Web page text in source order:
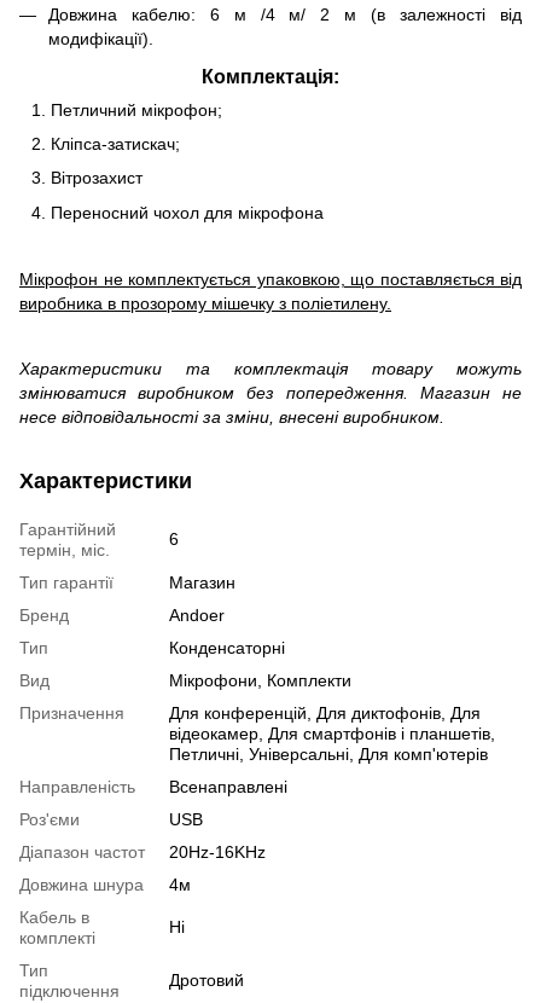
Довжина кабелю: 6 м /4 м/ 2 м (в залежності від
модифікації).
Комплектація:
Петличний мікрофон;
Кліпса-затискач;
Вітрозахист
Переносний чохол для мікрофона
Мікрофон не комплектується упаковкою, що поставляється від
виробника в прозорому мішечку з поліетилену.
Характеристики та комплектація товару можуть
змінюватися виробником без попередження. Магазин не
несе відповідальності за зміни, внесені виробником.
Характеристики
Гарантійний
термін, міс.
6
Тип гарантії
Магазин
Бренд
Andoer
Тип
Конденсаторні
Вид
Мікрофони, Комплекти
Призначення
Для конференцій, Для диктофонів, Для
відеокамер, Для смартфонів і планшетів,
Петличні, Універсальні, Для комп'ютерів
Направленість
Всенаправлені
Роз'єми
USB
Діапазон частот
20Hz-16KHz
Довжина шнура
4м
Кабель в
комплекті
Ні
Тип
підключення
Дротовий